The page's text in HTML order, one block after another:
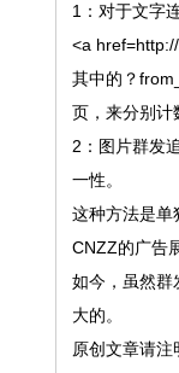
1：对于文字
<a
其中的？
页，来分别计
2：图片群发
一性。
这种方法是单
CNZZ的广告
如今，虽然群
大的。
原创文章请